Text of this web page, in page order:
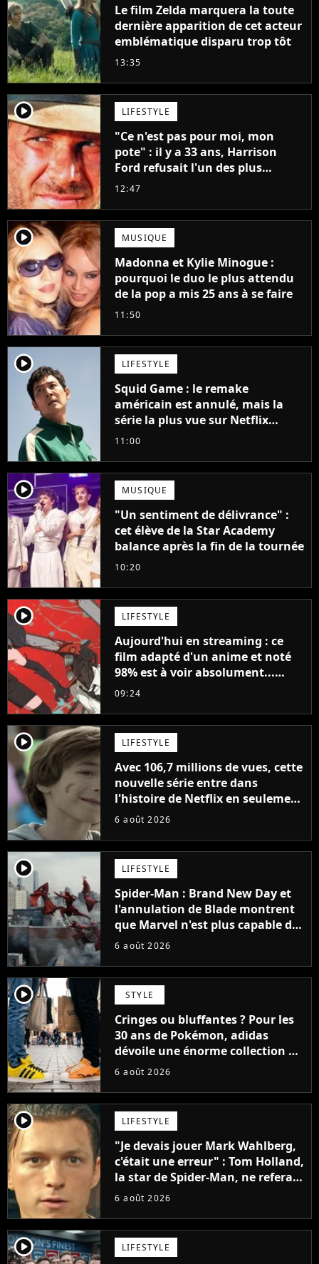
Le film Zelda marquera la toute
dernière apparition de cet acteur
emblématique disparu trop tôt
13:35
player2 LIFESTYLE
"Ce n'est pas pour moi, mon
pote" : il y a 33 ans, Harrison
Ford refusait l'un des plus
grands succès de tous les temps
12:47
player2 MUSIQUE
Madonna et Kylie Minogue :
pourquoi le duo le plus attendu
de la pop a mis 25 ans à se faire
11:50
player2 LIFESTYLE
Squid Game : le remake
américain est annulé, mais la
série la plus vue sur Netflix
pourrait avoir une version
11:00
player2 MUSIQUE
"Un sentiment de délivrance" :
cet élève de la Star Academy
balance après la fin de la tournée
10:20
player2 LIFESTYLE
Aujourd'hui en streaming : ce
film adapté d'un anime et noté
98% est à voir absolument...
sinon vous ne comprendrez plus
09:24
player2 LIFESTYLE
Avec 106,7 millions de vues, cette
nouvelle série entre dans
l'histoire de Netflix en seulement
48 jours
6 août 2026
player2 LIFESTYLE
Spider-Man : Brand New Day et
l'annulation de Blade montrent
que Marvel n'est plus capable de
faire quoi que ce soit de simple
6 août 2026
player2 STYLE
Cringes ou bluffantes ? Pour les
30 ans de Pokémon, adidas
dévoile une énorme collection de
sneakers et je ne sais pas quoi en
6 août 2026
player2 LIFESTYLE
"Je devais jouer Mark Wahlberg,
c'était une erreur" : Tom Holland,
la star de Spider-Man, ne referait
pas ce blockbuster
6 août 2026
player2 LIFESTYLE